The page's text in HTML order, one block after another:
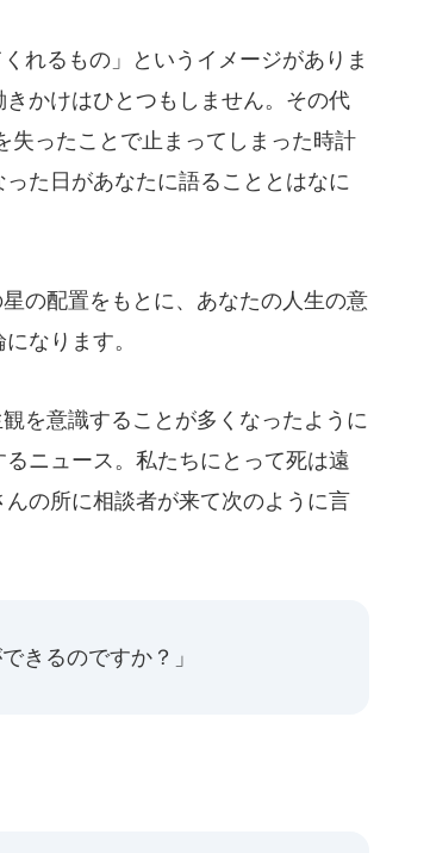
れるもの」というイメージがありま
かけはひとつもしません。その代
失ったことで止まってしまった時計
た日があなたに語ることとはなに
の配置をもとに、あなたの人生の意
なります。
を意識することが多くなったように
ニュース。私たちにとって死は遠
の所に相談者が来て次のように言
きるのですか？」